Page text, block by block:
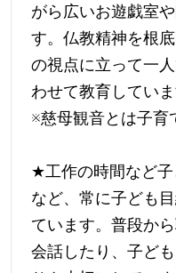
がら広いお遊戯室
す。仏教精神を根
の視点に立って一
わせて教育していま
※慈母観音とは子育
★工作の時間など
など、常に子ども
ています。普段か
会話したり、子ど